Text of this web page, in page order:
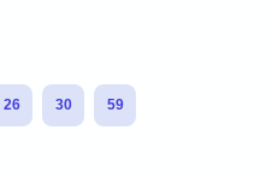
26 30 59